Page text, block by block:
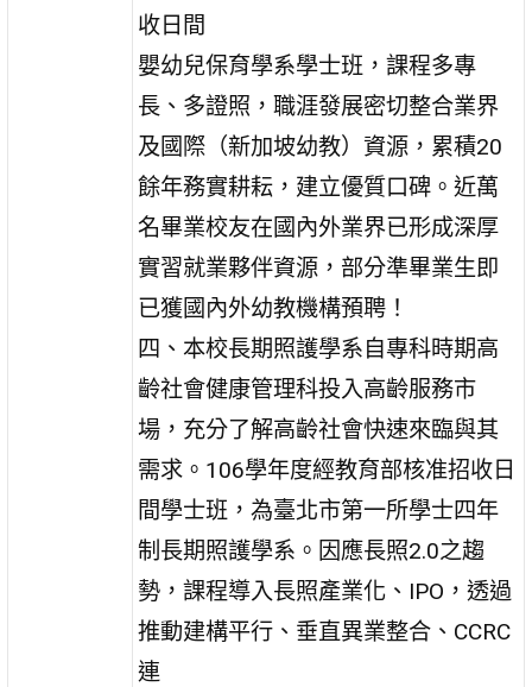
收日間
嬰幼兒保育學系學士班，課程多專
長、多證照，職涯發展密切整合業界
及國際（新加坡幼教）資源，累積20
餘年務實耕耘，建立優質口碑。近萬
名畢業校友在國內外業界已形成深厚
實習就業夥伴資源，部分準畢業生即
已獲國內外幼教機構預聘！
四、本校長期照護學系自專科時期高
齡社會健康管理科投入高齡服務市
場，充分了解高齡社會快速來臨與其
需求。106學年度經教育部核准招收日
間學士班，為臺北市第一所學士四年
制長期照護學系。因應長照2.0之趨
勢，課程導入長照產業化、IPO，透過
推動建構平行、垂直異業整合、CCRC
連